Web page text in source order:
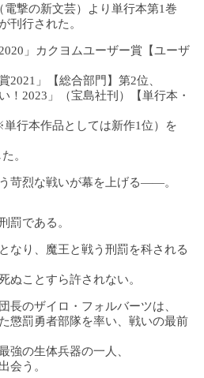
撃の新文芸）より単行本第1巻
刊行された。
」カクヨムユーザー賞【ユーザ
2021」【総合部門】第2位、
！2023」（宝島社刊）【単行本・
行本作品としては新作1位）を
。
苛烈な戦いが幕を上げる――。
罰である。
なり、魔王と戦う刑罰を科される
ぬことすら許されない。
長のザイロ・フォルバーツは、
懲罰勇者部隊を率い、戦いの最前
強の生体兵器の一人、
会う。